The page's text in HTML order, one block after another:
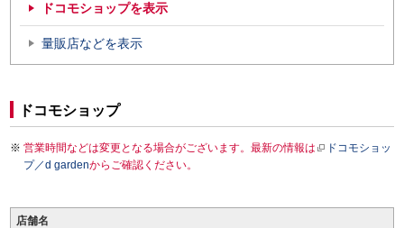
ドコモショップを表示
量販店などを表示
ドコモショップ
営業時間などは変更となる場合がございます。最新の情報は
ドコモショッ
プ／d gardenからご確認ください。
店舗名